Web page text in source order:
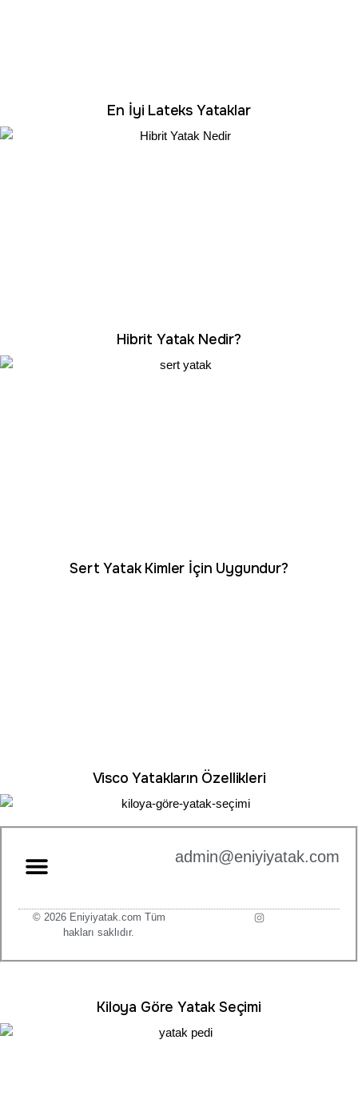
En İyi Lateks Yataklar
Hibrit Yatak Nedir?
Sert Yatak Kimler İçin Uygundur?
Visco Yatakların Özellikleri
Kiloya Göre Yatak Seçimi
admin@eniyiyatak.com
© 2026 Eniyiyatak.com Tüm
hakları saklıdır.